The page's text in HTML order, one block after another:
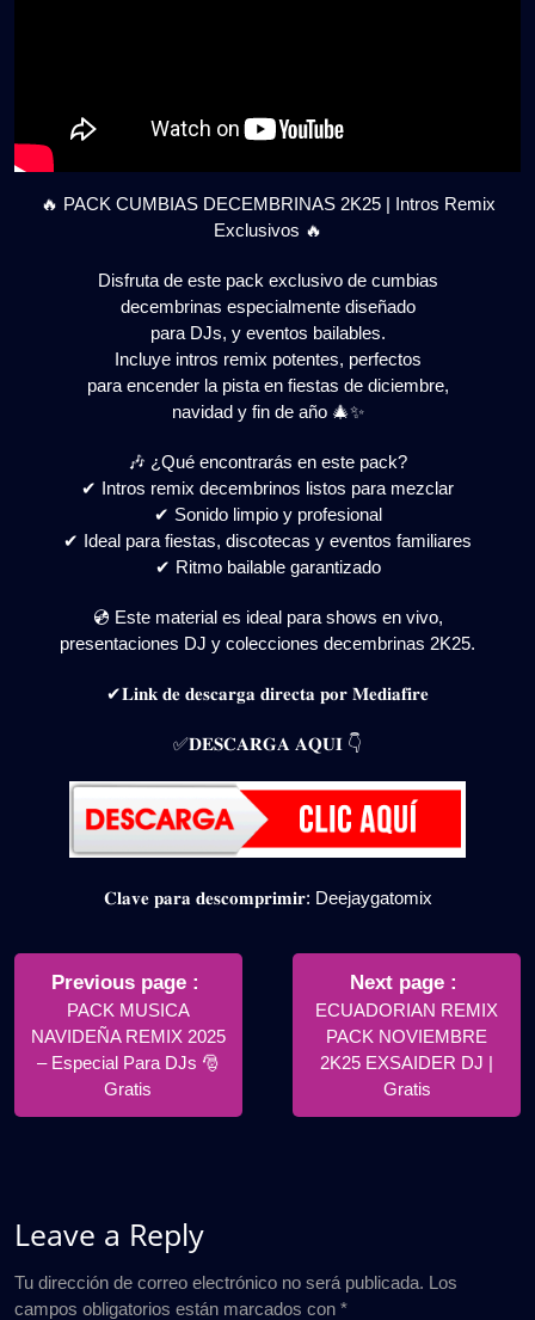
🔥 PACK CUMBIAS DECEMBRINAS 2K25 | Intros Remix
Exclusivos 🔥
Disfruta de este pack exclusivo de cumbias
decembrinas especialmente diseñado
para DJs, y eventos bailables.
Incluye intros remix potentes, perfectos
para encender la pista en fiestas de diciembre,
navidad y fin de año 🎄✨
🎶 ¿Qué encontrarás en este pack?
✔ Intros remix decembrinos listos para mezclar
✔ Sonido limpio y profesional
✔ Ideal para fiestas, discotecas y eventos familiares
✔ Ritmo bailable garantizado
💿 Este material es ideal para shows en vivo,
presentaciones DJ y colecciones decembrinas 2K25.
✔𝐋𝐢𝐧𝐤 𝐝𝐞 𝐝𝐞𝐬𝐜𝐚𝐫𝐠𝐚 𝐝𝐢𝐫𝐞𝐜𝐭𝐚 𝐩𝐨𝐫 𝐌𝐞𝐝𝐢𝐚𝐟𝐢𝐫𝐞
✅𝐃𝐄𝐒𝐂𝐀𝐑𝐆𝐀 𝐀𝐐𝐔𝐈 👇
𝐂𝐥𝐚𝐯𝐞 𝐩𝐚𝐫𝐚 𝐝𝐞𝐬𝐜𝐨𝐦𝐩𝐫𝐢𝐦𝐢𝐫: Deejaygatomix
Navegación
entradas
Previous page
PACK MUSICA
NAVIDEÑA REMIX 2025
– Especial Para DJs 🎅
Gratis
Next page
Posts
ECUADORIAN REMIX
PACK NOVIEMBRE
2K25 EXSAIDER DJ |
Gratis
Leave a Reply
Tu dirección de correo electrónico no será publicada. Los
campos obligatorios están marcados con *